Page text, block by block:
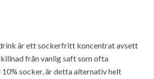
är ett sockerfritt koncentrat avsett
från vanlig saft som ofta
socker, är detta alternativ helt